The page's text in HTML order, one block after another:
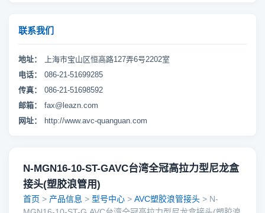
联系我们
地址：
上海市宝山区恒高路127弄6号2202室
电话：
086-21-51699285
传真：
086-21-51698592
邮箱：
fax@leazn.com
网址：
http://www.avc-quanguan.com
N-MGN16-10-ST-GAVC台湾全冠高拉力型尼龙盒
接头(塑胶浪管用)
首页 > 产品信息 > 型号中心 > AVC塑胶浪管接头 > N-